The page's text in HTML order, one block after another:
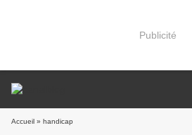
Publicité
Accueil » handicap